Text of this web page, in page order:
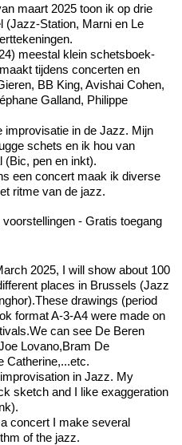
maart 2025 toon ik op drie
(Jazz-Station, Marni en Le
meestal klein schetsboek-
tijdens concerten en
BB King, Avishai Cohen,
Galland, Philippe
improvisatie in de Jazz. Mijn
schets en ik hou van
(Bic, pen en inkt).
een concert maak ik diverse
ritme van de jazz.
- Gratis toegang
2025, I will show about 100
places in Brussels (Jazz
drawings (period
format A-3-A4 were made on
can see De Beren
Lovano,Bram De
Catherine,...etc.
in Jazz. My
sketch and I like exaggeration
concert I make several
of the jazz.